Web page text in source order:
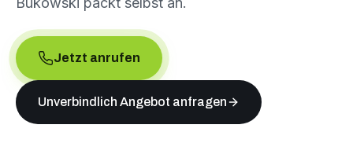
Jetzt anrufen
Unverbindlich Angebot anfragen